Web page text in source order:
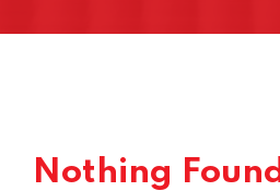
Nothing Found